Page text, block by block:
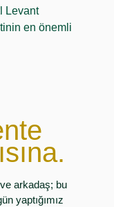
Levant
en önemli
arkadaş; bu
yaptığımız